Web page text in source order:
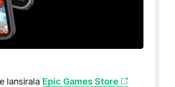
lansirala Epic Games Store